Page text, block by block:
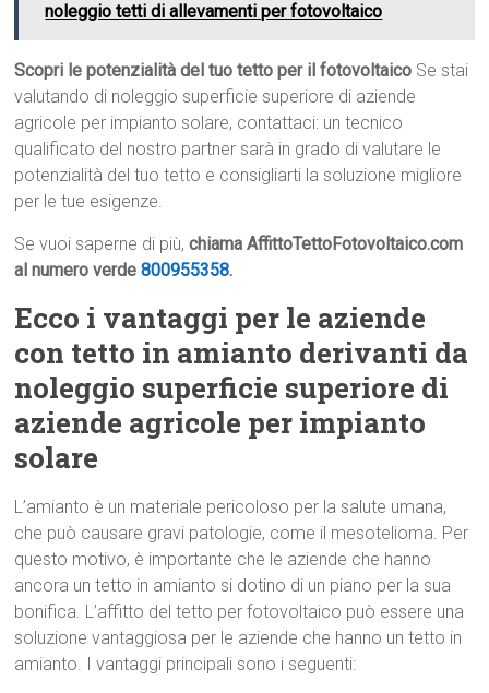
noleggio tetti di allevamenti per fotovoltaico
Scopri le potenzialità del tuo tetto per il fotovoltaico Se stai
valutando di noleggio superficie superiore di aziende
agricole per impianto solare, contattaci: un tecnico
qualificato del nostro partner sarà in grado di valutare le
potenzialità del tuo tetto e consigliarti la soluzione migliore
per le tue esigenze.
Se vuoi saperne di più,chiama AffittoTettoFotovoltaico.com
al numero verde800955358.
Ecco i vantaggi per le aziende
con tetto in amianto derivanti da
noleggio superficie superiore di
aziende agricole per impianto
solare
L’amianto è un materiale pericoloso per la salute umana,
che può causare gravi patologie, come il mesotelioma. Per
questo motivo, è importante che le aziende che hanno
ancora un tetto in amianto si dotino di un piano per la sua
bonifica. L’affitto del tetto per fotovoltaico può essere una
soluzione vantaggiosa per le aziende che hanno un tetto in
amianto. I vantaggi principali sono i seguenti: